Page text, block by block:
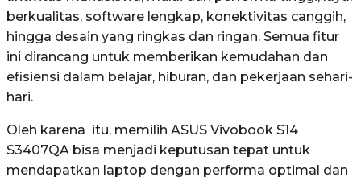
berkualitas, software lengkap, konektivitas canggih,
hingga desain yang ringkas dan ringan. Semua fitur
ini dirancang untuk memberikan kemudahan dan
efisiensi dalam belajar, hiburan, dan pekerjaan sehari-
hari.
Oleh karena itu, memilih ASUS Vivobook S14
S3407QA bisa menjadi keputusan tepat untuk
mendapatkan laptop dengan performa optimal dan